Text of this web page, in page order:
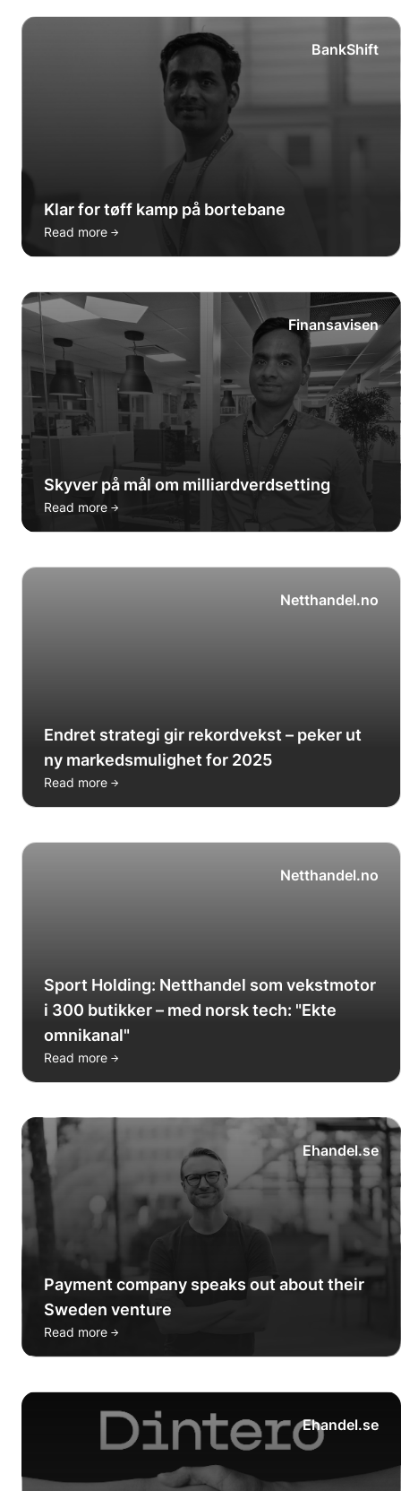
BankShift
Klar for tøff kamp på bortebane
Read more →
Finansavisen
Skyver på mål om milliardverdsetting
Read more →
Netthandel.no
Endret strategi gir rekordvekst – peker ut
ny markedsmulighet for 2025
Read more →
Netthandel.no
Sport Holding: Netthandel som vekstmotor
i 300 butikker – med norsk tech: "Ekte
omnikanal"
Read more →
Ehandel.se
Payment company speaks out about their
Sweden venture
Read more →
Ehandel.se